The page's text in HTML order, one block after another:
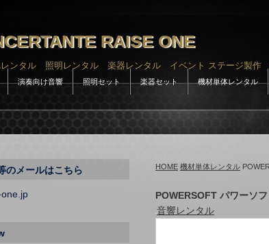
RAISE ONE
ンタル 照明レンタル 楽器レンタル イベント ステージ製作
演奏向け音響 照明セット 楽器セット 機材単体レンタル
HOME 機材単体レンタル
POWERSOFT パワーソ
音響レンタル
のメールはこちら